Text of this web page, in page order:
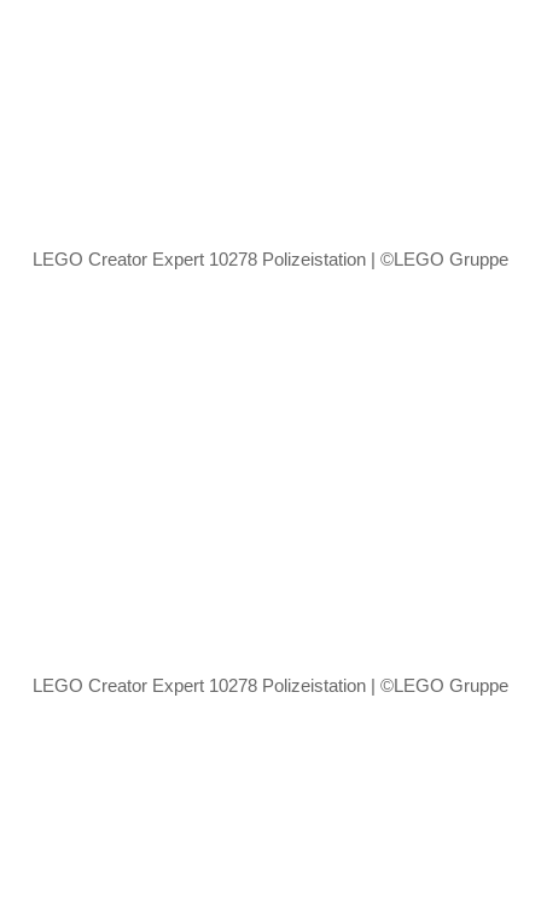
LEGO Creator Expert 10278 Polizeistation | ©LEGO Gruppe
LEGO Creator Expert 10278 Polizeistation | ©LEGO Gruppe